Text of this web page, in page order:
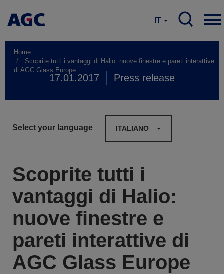
IT
Home
Scoprite tutti i vantaggi di Halio: nuove finestre e pareti interattive
di AGC Glass Europe
17.01.2017 Press release
Select your language ITALIANO
Scoprite tutti i
vantaggi di Halio:
nuove finestre e
pareti interattive di
AGC Glass Europe